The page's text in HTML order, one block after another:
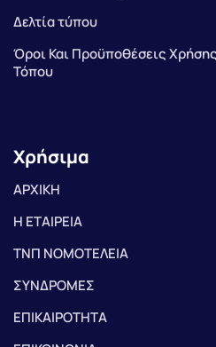
Δελτία τύπου
Όροι Και Προϋποθέσεις
Τόπου
Χρήσιμα
ΑΡΧΙΚΗ
Η ΕΤΑΙΡΕΙΑ
ΤΝΠ ΝΟΜΟΤΕΛΕΙΑ
ΣΥΝΔΡΟΜΕΣ
ΕΠΙΚΑΙΡΟΤΗΤΑ